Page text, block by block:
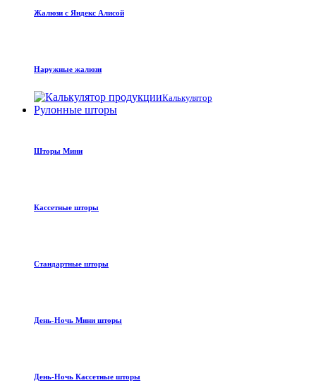
Жалюзи с Яндекс Алисой
Наружные жалюзи
Калькулятор
Рулонные шторы
Шторы Мини
Кассетные шторы
Стандартные шторы
День-Ночь Мини шторы
День-Ночь Кассетные шторы